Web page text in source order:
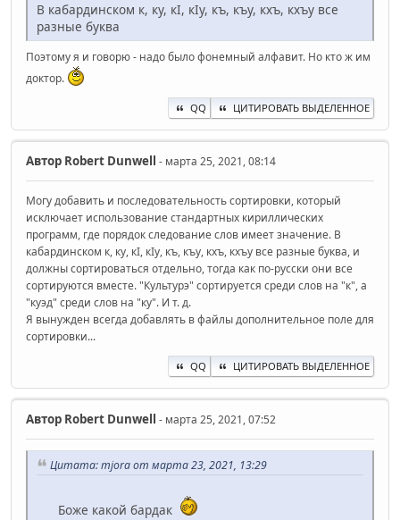
В кабардинском к, ку, кI, кIу, къ, къу, кхъ, кхъу все
разные буква
Поэтому я и говорю - надо было фонемный алфавит. Но кто ж им
доктор.
QQ ЦИТИРОВАТЬ ВЫДЕЛЕННОЕ
Автор Robert Dunwell - марта 25, 2021, 08:14
Могу добавить и последовательность сортировки, который
исключает использование стандартных кириллических
программ, где порядок следование слов имеет значение. В
кабардинском к, ку, кI, кIу, къ, къу, кхъ, кхъу все разные буква, и
должны сортироваться отдельно, тогда как по-русски они все
сортируются вместе. "Культурэ" сортируется среди слов на "к", а
"куэд" среди слов на "ку". И т. д.
Я вынужден всегда добавлять в файлы дополнительное поле для
сортировки...
QQ ЦИТИРОВАТЬ ВЫДЕЛЕННОЕ
Автор Robert Dunwell - марта 25, 2021, 07:52
Цитата: mjora от марта 23, 2021, 13:29
Боже какой бардак